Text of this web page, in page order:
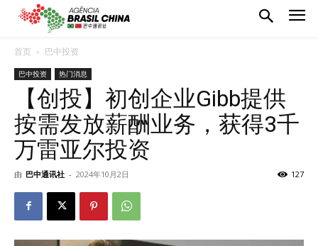
首页 巴中投资
巴中投资 热门消息
【创投】初创企业Gibb提供
按需发放薪酬业务，获得3千
万雷亚尔投资
由 巴中通讯社 - 2024年10月2日 127